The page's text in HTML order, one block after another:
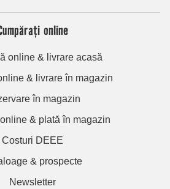
online
online & livrare acasă
& livrare în magazin
în magazin
& plată în magazin
Costuri DEEE
& prospecte
Newsletter